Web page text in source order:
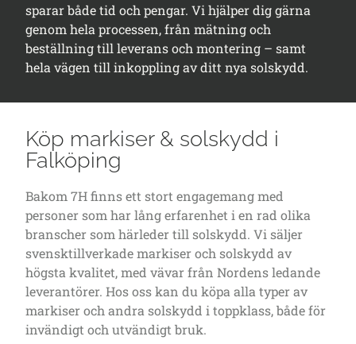
sparar både tid och pengar. Vi hjälper dig gärna
genom hela processen, från mätning och
beställning till leverans och montering – samt
hela vägen till inkoppling av ditt nya solskydd.
Köp markiser & solskydd i
Falköping
Bakom 7H finns ett stort engagemang med
personer som har lång erfarenhet i en rad olika
branscher som härleder till solskydd. Vi säljer
svensktillverkade markiser och solskydd av
högsta kvalitet, med vävar från Nordens ledande
leverantörer. Hos oss kan du köpa alla typer av
markiser och andra solskydd i toppklass, både för
invändigt och utvändigt bruk.